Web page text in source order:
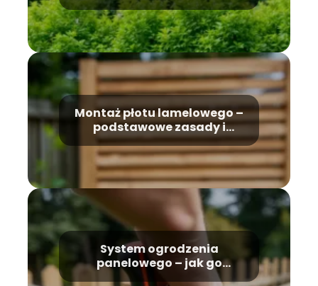
Montaż płotu lamelowego –
podstawowe zasady i
techniki
System ogrodzenia
panelowego – jak go
zainstalować i utrzymać?